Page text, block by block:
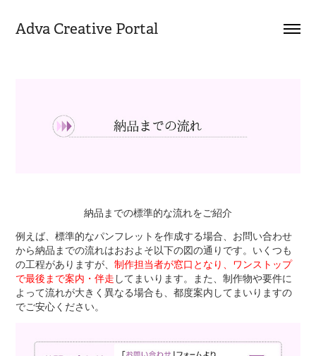
Adva Creative Portal
納品までの標準的な流れをご紹介
例えば、標準的なパンフレットを作成する場合、お問い合わせ
から納品までの流れはおおよそ以下の図の通りです。いくつも
の工程がありますが、制作担当者が窓口となり、ワンストップ
で最後まで案内・伴走 してまいります。また、制作物や要件に
よって流れが大きく異なる場合も、都度案内してまいりますの
でご安心ください。